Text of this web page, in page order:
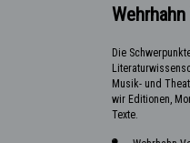
Die
Musik- und
wir Editionen,
Texte.